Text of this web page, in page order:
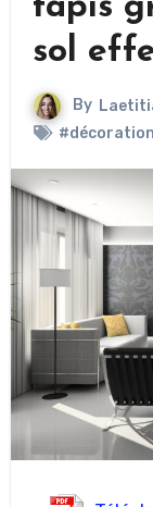
tapis
sol
By
#décoration